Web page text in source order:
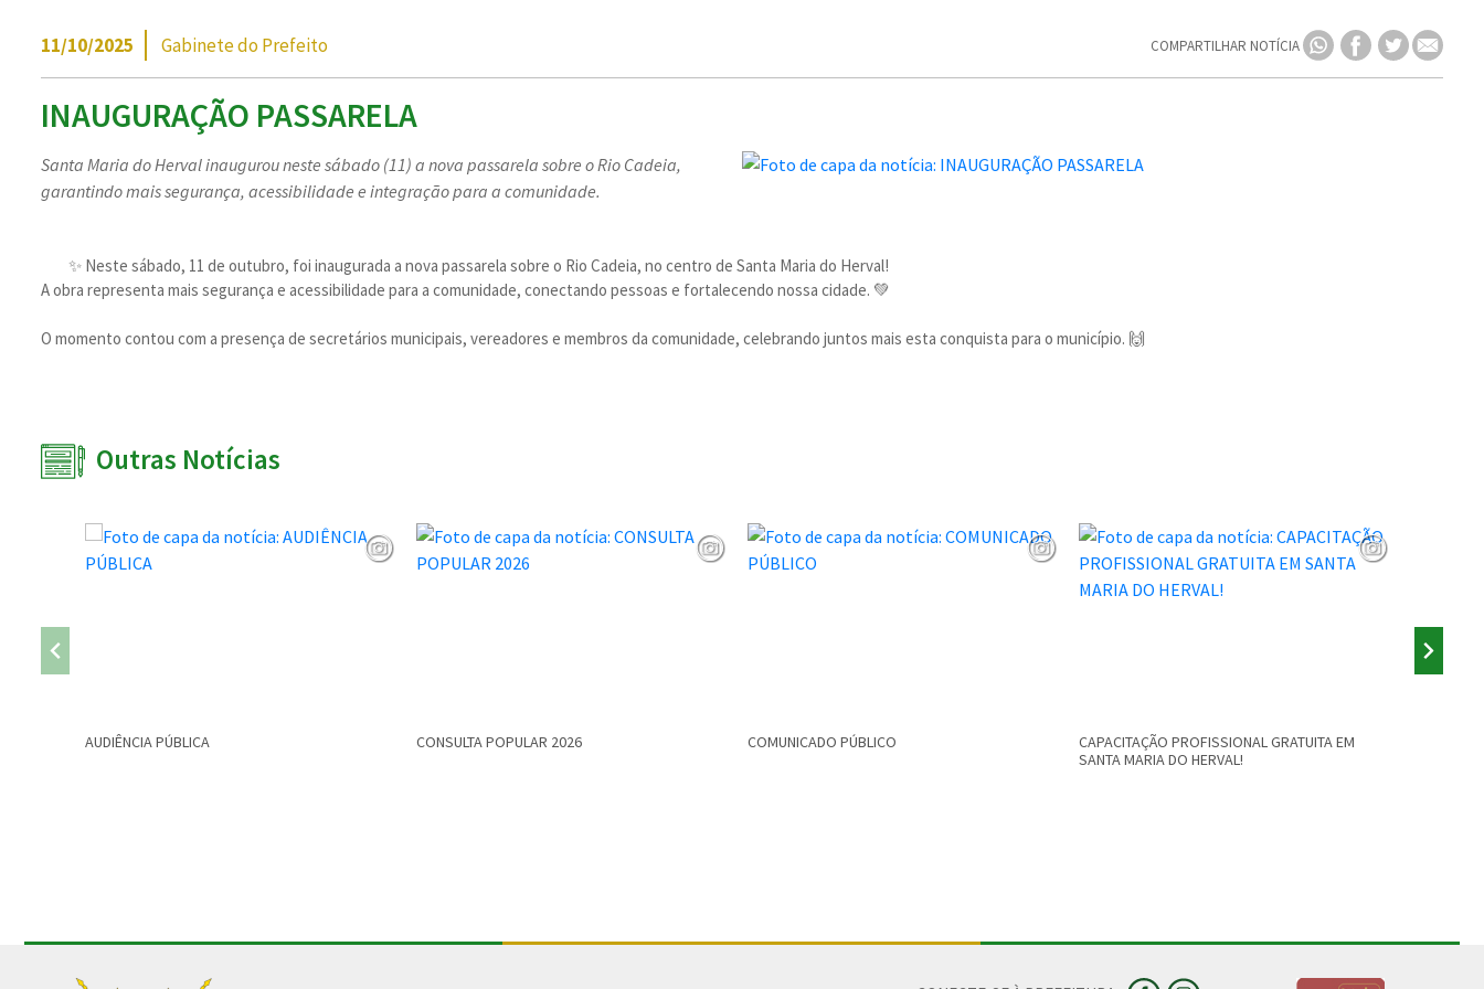
11/10/2025 Gabinete do Prefeito COMPARTILHAR NOTÍCIA
INAUGURAÇÃO PASSARELA
Santa Maria do Herval inaugurou neste sábado (11) a nova passarela sobre o Rio Cadeia,
garantindo mais segurança, acessibilidade e integração para a comunidade.
✨ Neste sábado, 11 de outubro, foi inaugurada a nova passarela sobre o Rio Cadeia, no centro de Santa Maria do Herval!
A obra representa mais segurança e acessibilidade para a comunidade, conectando pessoas e fortalecendo nossa cidade. 💚
O momento contou com a presença de secretários municipais, vereadores e membros da comunidade, celebrando juntos mais esta conquista para o município. 🙌
Outras Notícias
AUDIÊNCIA PÚBLICA CONSULTA POPULAR 2026 COMUNICADO PÚBLICO
CAPACITAÇÃO PROFISSIONAL GRATUITA EM
SANTA MARIA DO HERVAL!